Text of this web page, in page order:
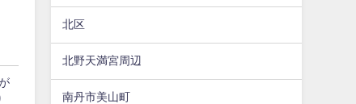
北区
北野天満宮周辺
南丹市美山町